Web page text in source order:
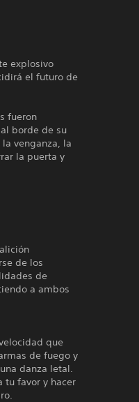
explosivo
el futuro de
fueron
borde de su
venganza, la
la puerta y
de los
de
a ambos
que
de fuego y
danza letal.
tu favor y hacer